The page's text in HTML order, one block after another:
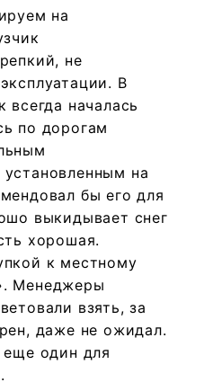
на
не
В
всегда началась
по дорогам
на
бы его для
выкидывает снег
хорошая.
к местному
Менеджеры
взять, за
даже не ожидал.
еще один для